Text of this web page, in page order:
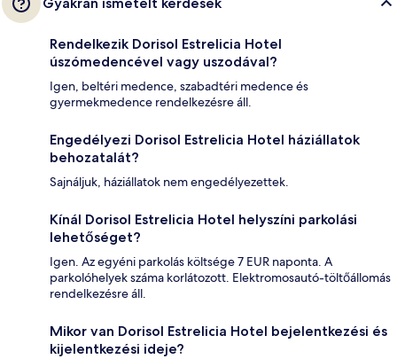
Rendelkezik Dorisol Estrelicia Hotel
úszómedencével vagy uszodával?
Igen, beltéri medence, szabadtéri medence és
gyermekmedence rendelkezésre áll.
Engedélyezi Dorisol Estrelicia Hotel háziállatok
behozatalát?
Sajnáljuk, háziállatok nem engedélyezettek.
Kínál Dorisol Estrelicia Hotel helyszíni parkolási
lehetőséget?
Igen. Az egyéni parkolás költsége 7 EUR naponta. A
parkolóhelyek száma korlátozott. Elektromosautó-töltőállomás
rendelkezésre áll.
Mikor van Dorisol Estrelicia Hotel bejelentkezési és
kijelentkezési ideje?